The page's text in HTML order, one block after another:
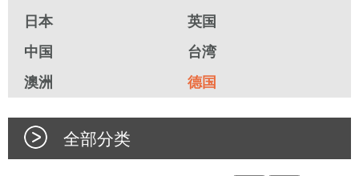
日本
英国
中国
台湾
澳洲
德国
全部分类